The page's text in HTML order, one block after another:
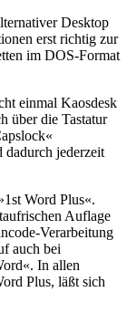
Desktop
erst richtig zur
im DOS-Format
einmal Kaosdesk
über die Tastatur
dadurch jederzeit
Word Plus«.
Auflage
Verarbeitung
auch bei
In allen
Plus, läßt sich